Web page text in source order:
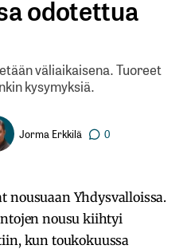
odotettua
väliaikaisena. Tuoreet
kysymyksiä.
Jorma Erkkilä 0
Yhdysvalloissa.
nousu kiihtyi
kun toukokuussa